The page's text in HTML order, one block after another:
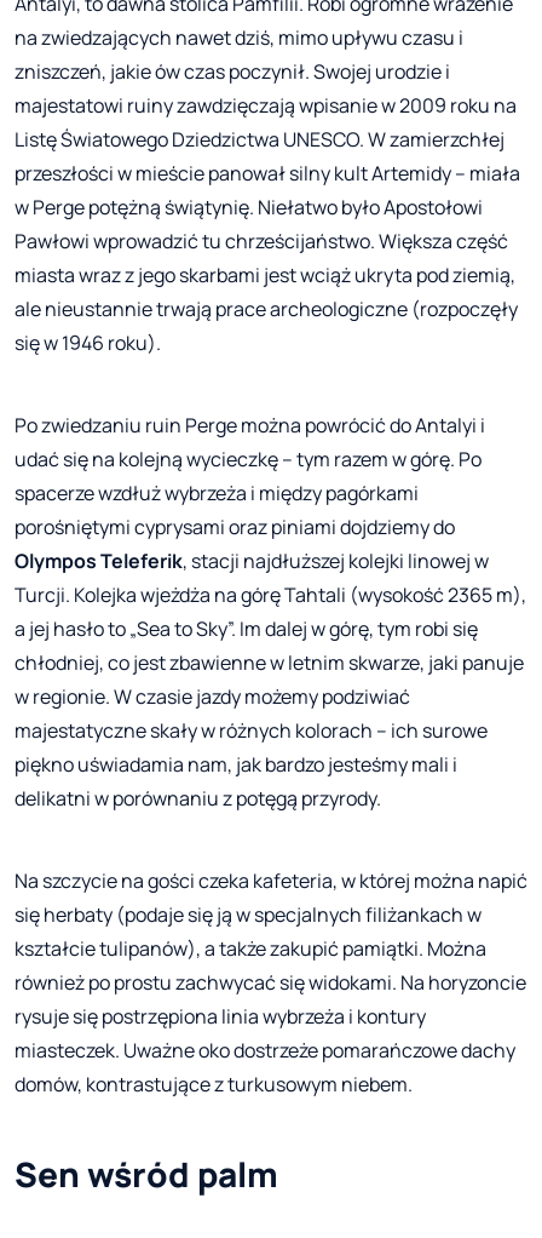
na zwiedzających nawet dziś, mimo upływu czasu i
zniszczeń, jakie ów czas poczynił. Swojej urodzie i
majestatowi ruiny zawdzięczają wpisanie w 2009 roku na
Listę Światowego Dziedzictwa UNESCO. W zamierzchłej
przeszłości w mieście panował silny kult Artemidy – miała
w Perge potężną świątynię. Niełatwo było Apostołowi
Pawłowi wprowadzić tu chrześcijaństwo. Większa część
miasta wraz z jego skarbami jest wciąż ukryta pod ziemią,
ale nieustannie trwają prace archeologiczne (rozpoczęły
się w 1946 roku).
Po zwiedzaniu ruin Perge można powrócić do Antalyi i
udać się na kolejną wycieczkę – tym razem w górę. Po
spacerze wzdłuż wybrzeża i między pagórkami
porośniętymi cyprysami oraz piniami dojdziemy do
Olympos Teleferik, stacji najdłuższej kolejki linowej w
Turcji. Kolejka wjeżdża na górę Tahtali (wysokość 2365 m),
a jej hasło to „Sea to Sky”. Im dalej w górę, tym robi się
chłodniej, co jest zbawienne w letnim skwarze, jaki panuje
w regionie. W czasie jazdy możemy podziwiać
majestatyczne skały w różnych kolorach – ich surowe
piękno uświadamia nam, jak bardzo jesteśmy mali i
delikatni w porównaniu z potęgą przyrody.
Na szczycie na gości czeka kafeteria, w której można napić
się herbaty (podaje się ją w specjalnych filiżankach w
kształcie tulipanów), a także zakupić pamiątki. Można
również po prostu zachwycać się widokami. Na horyzoncie
rysuje się postrzępiona linia wybrzeża i kontury
miasteczek. Uważne oko dostrzeże pomarańczowe dachy
domów, kontrastujące z turkusowym niebem.
Sen wśród palm